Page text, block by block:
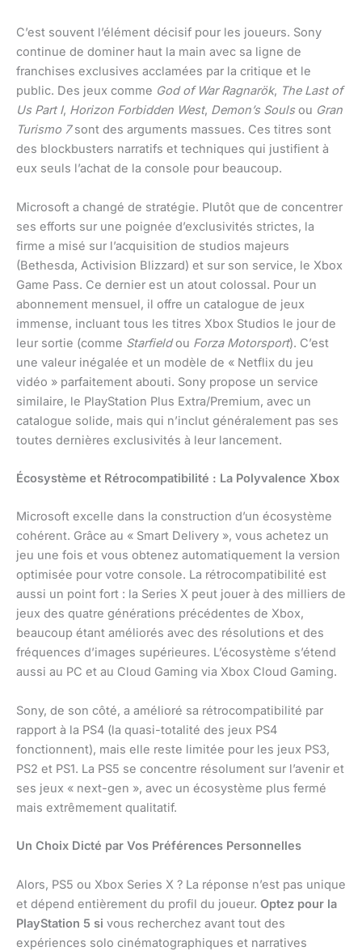
C’est souvent l’élément décisif pour les joueurs. Sony
continue de dominer haut la main avec sa ligne de
franchises exclusives acclamées par la critique et le
public. Des jeux comme God of War Ragnarök, The Last of
Us Part I, Horizon Forbidden West, Demon’s Soulsou Gran
Turismo 7sont des arguments massues. Ces titres sont
des blockbusters narratifs et techniques qui justifient à
eux seuls l’achat de la console pour beaucoup.
Microsoft a changé de stratégie. Plutôt que de concentrer
ses efforts sur une poignée d’exclusivités strictes, la
firme a misé sur l’acquisition de studios majeurs
(Bethesda, Activision Blizzard) et sur son service, le Xbox
Game Pass. Ce dernier est un atout colossal. Pour un
abonnement mensuel, il offre un catalogue de jeux
immense, incluant tous les titres Xbox Studios le jour de
leur sortie (comme Starfieldou Forza Motorsport). C’est
une valeur inégalée et un modèle de « Netflix du jeu
vidéo » parfaitement abouti. Sony propose un service
similaire, le PlayStation Plus Extra/Premium, avec un
catalogue solide, mais qui n’inclut généralement pas ses
toutes dernières exclusivités à leur lancement.
Écosystème et Rétrocompatibilité : La Polyvalence Xbox
Microsoft excelle dans la construction d’un écosystème
cohérent. Grâce au « Smart Delivery », vous achetez un
jeu une fois et vous obtenez automatiquement la version
optimisée pour votre console. La rétrocompatibilité est
aussi un point fort : la Series X peut jouer à des milliers de
jeux des quatre générations précédentes de Xbox,
beaucoup étant améliorés avec des résolutions et des
fréquences d’images supérieures. L’écosystème s’étend
aussi au PC et au Cloud Gaming via Xbox Cloud Gaming.
Sony, de son côté, a amélioré sa rétrocompatibilité par
rapport à la PS4 (la quasi-totalité des jeux PS4
fonctionnent), mais elle reste limitée pour les jeux PS3,
PS2 et PS1. La PS5 se concentre résolument sur l’avenir et
ses jeux « next-gen », avec un écosystème plus fermé
mais extrêmement qualitatif.
Un Choix Dicté par Vos Préférences Personnelles
Alors, PS5 ou Xbox Series X ? La réponse n’est pas unique
et dépend entièrement du profil du joueur. Optez pour la
PlayStation 5 si vous recherchez avant tout des
expériences solo cinématographiques et narratives